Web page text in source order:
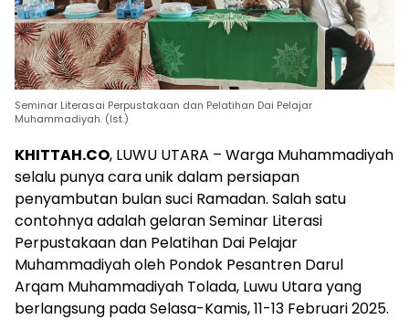
Seminar Literasai Perpustakaan dan Pelatihan Dai Pelajar
Muhammadiyah. (Ist.)
KHITTAH.CO, LUWU UTARA – Warga Muhammadiyah
selalu punya cara unik dalam persiapan
penyambutan bulan suci Ramadan. Salah satu
contohnya adalah gelaran Seminar Literasi
Perpustakaan dan Pelatihan Dai Pelajar
Muhammadiyah oleh Pondok Pesantren Darul
Arqam Muhammadiyah Tolada, Luwu Utara yang
berlangsung pada Selasa-Kamis, 11-13 Februari 2025.